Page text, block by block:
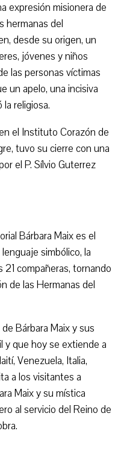
expresión misionera de
hermanas del
desde su origen, un
jóvenes y niños
las personas víctimas
un apelo, una incisiva
religiosa.
el Instituto Corazón de
tuvo su cierre con una
el P. Sílvio Guterrez
Bárbara Maix es el
simbólico, la
21 compañeras, tornando
de las Hermanas del
Bárbara Maix y sus
y que hoy se extiende a
Venezuela, Italia,
a los visitantes a
Maix y su mística
al servicio del Reino de